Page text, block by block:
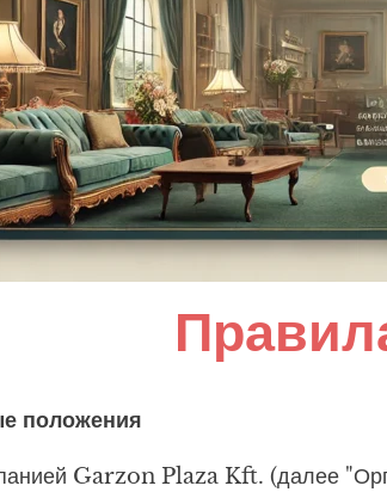
положения
Garzon Plaza Kft. (далее